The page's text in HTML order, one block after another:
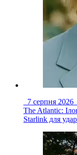
7 серпня 2026
The Atlantic:
Starlink для